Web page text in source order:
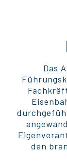
Das
den